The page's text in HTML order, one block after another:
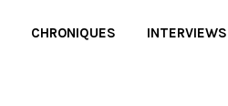
CHRONIQUES INTERVIEWS